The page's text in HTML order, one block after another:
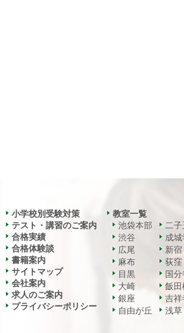
小学校別受験対策
テスト・講習のご案内
合格実績
合格体験談
書籍案内
サイトマップ
会社案内
求人のご案内
プライバシーポリシー
教室一覧
池袋本部
渋谷
広尾
麻布
目黒
大崎
銀座
自由が丘
二子
成城
新宿
荻窪
国
飯田
吉祥
浅草